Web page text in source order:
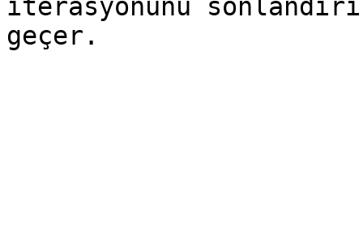
iterasyonunu